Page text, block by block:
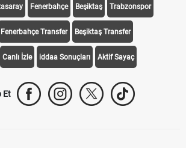
Fenerbahçe Beşiktaş Trabzonspor
Fenerbahçe Transfer Beşiktaş Transfer
Canlı İzle iddaa Sonuçları Aktif Sayaç
Et